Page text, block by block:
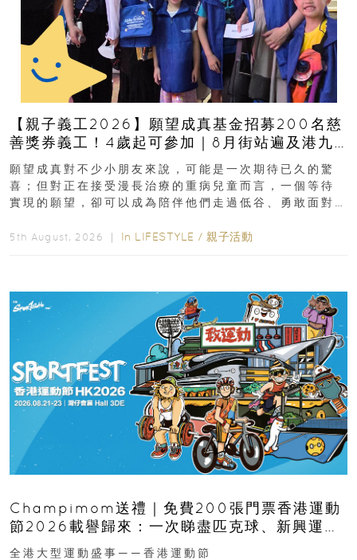
【親子義工2026】願望成真基金招募200名慈
善獎券義工！4歲起可參加｜8月街站遍及港九
新界
願望成真對不少小朋友來說，可能是一次期待已久的驚
喜；但對正在接受漫長治療的重病兒童而言，一個等待
實現的願望，卻可以成為陪伴他們走過低谷、勇敢面對
5th August, 2026 ｜ In LIFESTYLE / 親子活動
Champimom送禮｜免費200張門票香港運動
節2026載譽歸來：一次睇盡匹克球、新興運
動、街舞比賽＋逾百運動品牌展覽
全港大型運動盛事——香港運動節